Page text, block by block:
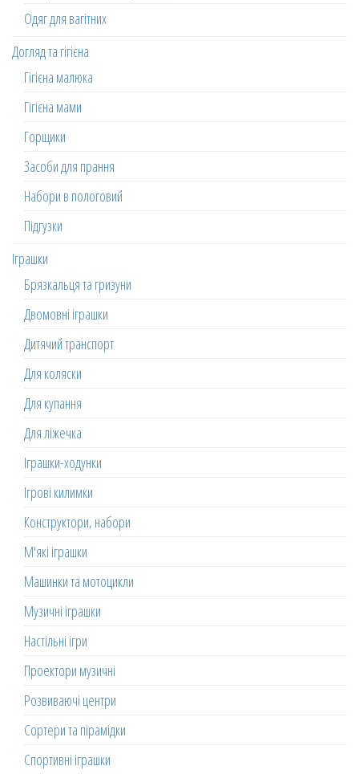
Одяг для вагітних
Догляд та гігієна
Гігієна малюка
Гігієна мами
Горщики
Засоби для прання
Набори в пологовий
Підгузки
Іграшки
Брязкальця та гризуни
Двомовні іграшки
Дитячий транспорт
Для коляски
Для купання
Для ліжечка
Іграшки-ходунки
Ігрові килимки
Конструктори, набори
М'які іграшки
Машинки та мотоцикли
Музичні іграшки
Настільні ігри
Проектори музичні
Розвиваючі центри
Сортери та пірамідки
Спортивні іграшки